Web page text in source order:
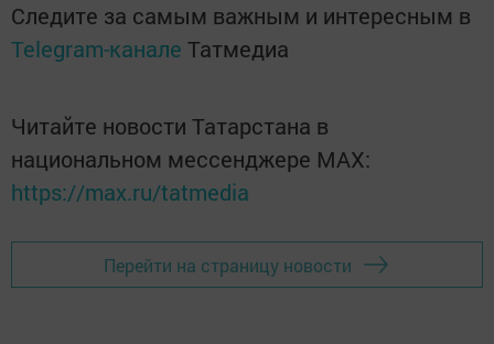
Следите за самым важным и интересным в
Telegram-канале Татмедиа
Читайте новости Татарстана в
национальном мессенджере MАХ:
https://max.ru/tatmedia
Перейти на страницу новости